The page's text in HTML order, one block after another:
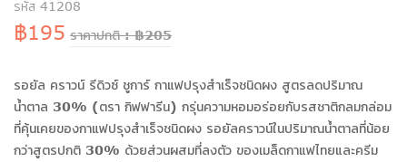
รหัส 41208
฿195 ราคาปกติ : ฿205
รอยัล คราวน์ รีดิวซ์ ชูการ์ กาแฟปรุงสำเร็จชนิดผง สูตรลดปริมาณ
น้ำตาล 30% (ตรา กิฟฟารีน) กรุ่นความหอมอร่อยกับรสชาติกลมกล่อม
ที่คุ้นเคยของกาแฟปรุงสำเร็จชนิดผง รอยัลคราวน์ในปริมาณน้ำตาลที่น้อย
กว่าสูตรปกติ 30% ด้วยส่วนผสมที่ลงตัว ของเมล็ดกาแฟไทยและครีม